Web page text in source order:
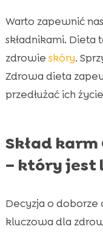
Warto zapewnić
składnikami. Dieta
zdrowie skóry.
Zdrowa dieta
przedłużać ich
Skład
– który jest
Decyzja o
kluczowa dla